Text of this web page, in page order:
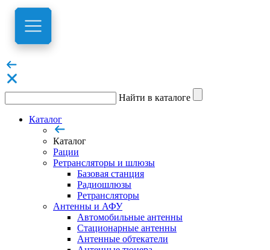
Найти в каталоге
Каталог
Каталог
Рации
Ретрансляторы и шлюзы
Базовая станция
Радиошлюзы
Ретрансляторы
Антенны и АФУ
Автомобильные антенны
Стационарные антенны
Антенные обтекатели